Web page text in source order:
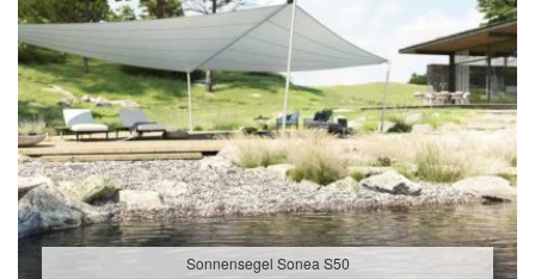
Sonnensegel Sonea S50